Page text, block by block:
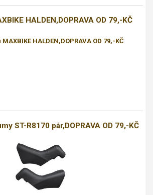
HALDEN,DOPRAVA OD 79,-KČ
ST-R8170 pár,DOPRAVA OD 79,-KČ